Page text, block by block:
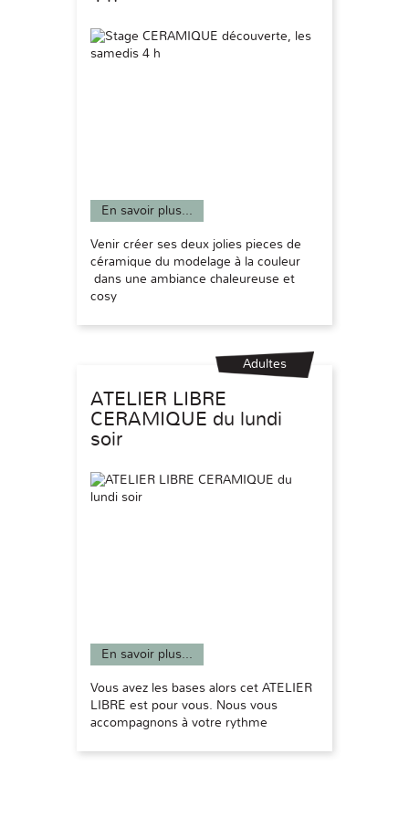
En savoir plus...
Venir créer ses deux jolies pieces de
céramique du modelage à la couleur
dans une ambiance chaleureuse et
cosy
ATELIER LIBRE
CERAMIQUE du lundi
soir
En savoir plus...
Vous avez les bases alors cet ATELIER
LIBRE est pour vous. Nous vous
accompagnons à votre rythme
Adultes